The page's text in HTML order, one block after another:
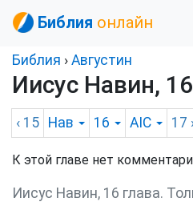
Библия онлайн
Библия › Августин
Иисус Навин, 16
‹ 15 Нав 16 AIC 17
К этой главе нет
Иисус Навин, 16 глава.